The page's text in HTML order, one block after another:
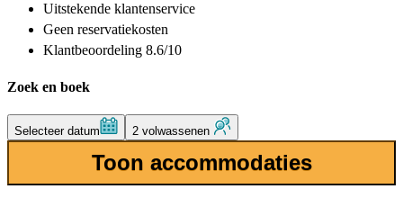
Uitstekende klantenservice
Geen reservatiekosten
Klantbeoordeling 8.6/10
Zoek en boek
Selecteer datum 2 volwassenen
Toon accommodaties